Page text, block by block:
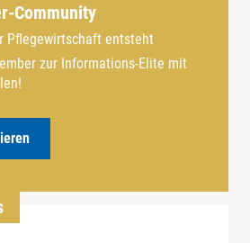
Community
Pflegewirtschaft entsteht
zur Informations-Elite mit